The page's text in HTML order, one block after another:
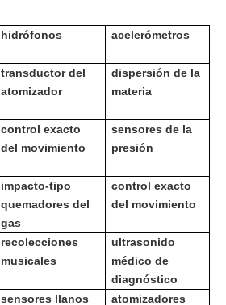
hidrófonos acelerómetros
transductor del
atomizador
dispersión de la
materia
control exacto
del movimiento
sensores de la
presión
impacto-tipo
quemadores del
gas
control exacto
del movimiento
recolecciones
musicales
ultrasonido
médico de
diagnóstico
sensores llanos
atomizadores